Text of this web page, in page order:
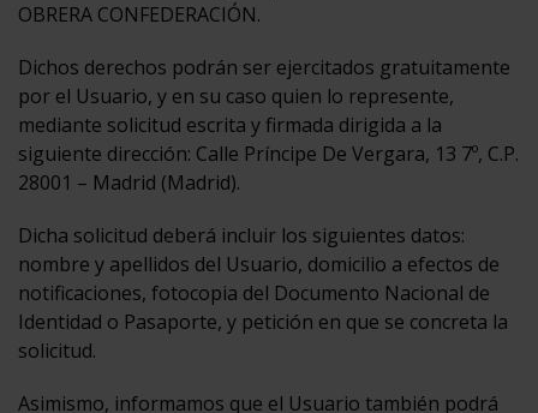
OBRERA CONFEDERACIÓN.
Dichos derechos podrán ser ejercitados gratuitamente
por el Usuario, y en su caso quien lo represente,
mediante solicitud escrita y firmada dirigida a la
siguiente dirección: Calle Príncipe De Vergara, 13 7º, C.P.
28001 – Madrid (Madrid).
Dicha solicitud deberá incluir los siguientes datos:
nombre y apellidos del Usuario, domicilio a efectos de
notificaciones, fotocopia del Documento Nacional de
Identidad o Pasaporte, y petición en que se concreta la
solicitud.
Asimismo, informamos que el Usuario también podrá